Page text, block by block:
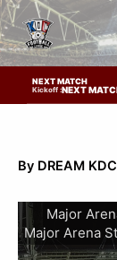
Skip
to
content
NEXT MATCH
Kickoff :NEXT
ยการแข่งขัน | รอระบุวันแข่ง
By DREAM KDC
Major